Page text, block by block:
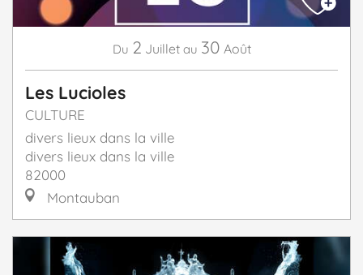
Du 2 Juillet au 30 Août
Les Lucioles
CULTURE
divers lieux dans la ville
divers lieux dans la ville
82000
Montauban